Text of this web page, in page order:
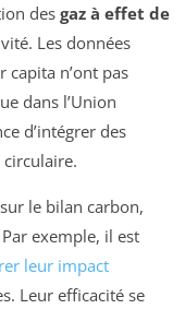
desgaz à effet de
Les données
capita n’ont pas
dans l’Union
d’intégrer des
le bilan carbon,
exemple, il est
leur impact
Leur efficacité se